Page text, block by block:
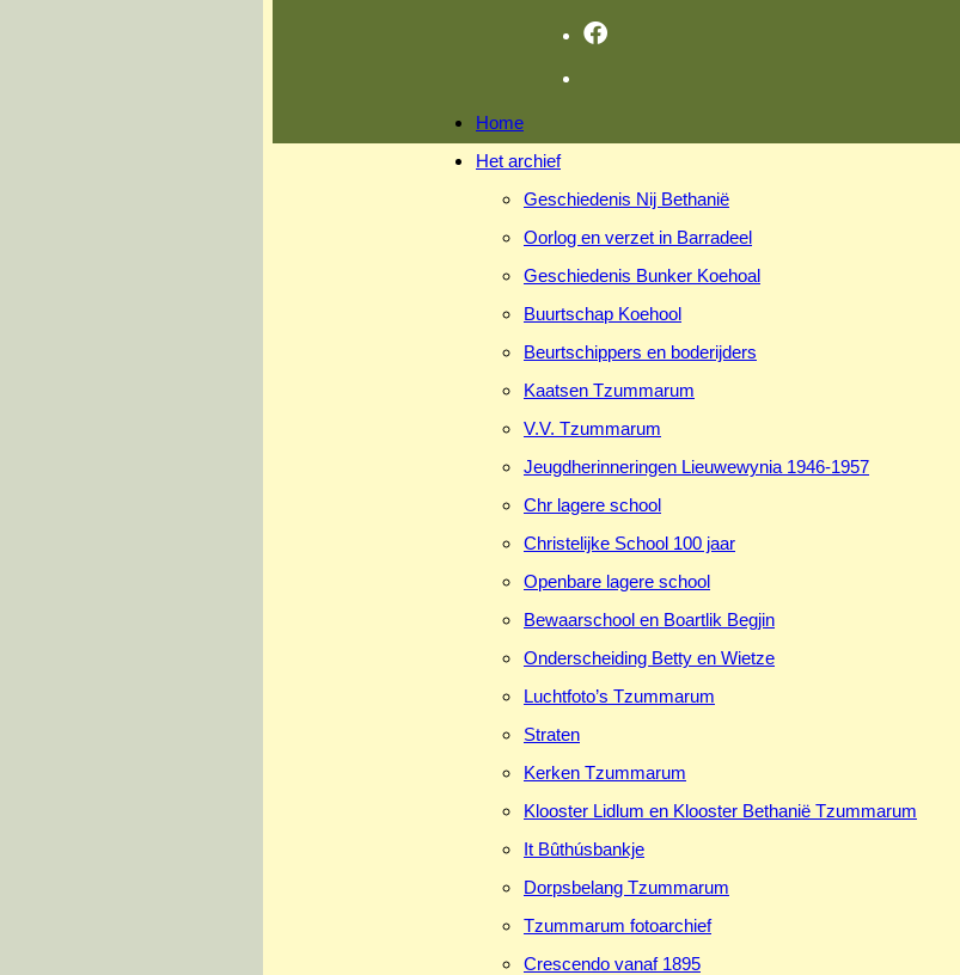
Home
Het archief
Geschiedenis Nij Bethanië
Oorlog en verzet in Barradeel
Geschiedenis Bunker Koehoal
Buurtschap Koehool
Beurtschippers en boderijders
Kaatsen Tzummarum
V.V. Tzummarum
Jeugdherinneringen Lieuwewynia 1946-1957
Chr lagere school
Christelijke School 100 jaar
Openbare lagere school
Bewaarschool en Boartlik Begjin
Onderscheiding Betty en Wietze
Luchtfoto’s Tzummarum
Straten
Kerken Tzummarum
Klooster Lidlum en Klooster Bethanië Tzummarum
It Bûthúsbankje
Dorpsbelang Tzummarum
Tzummarum fotoarchief
Crescendo vanaf 1895